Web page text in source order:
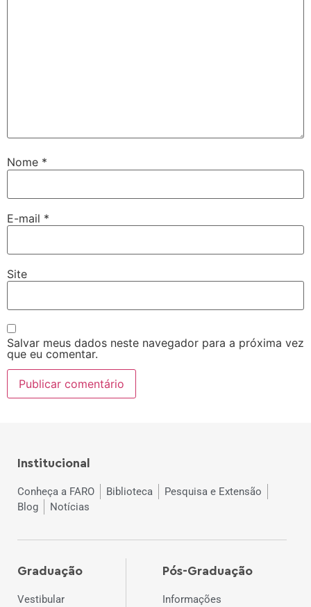
Nome *
E-mail *
Site
Salvar meus dados neste navegador para a próxima vez
que eu comentar.
Institucional
Conheça a FARO Biblioteca
Pesquisa e Extensão
Blog
Notícias
Graduação
Vestibular
Pós-Graduação
Informações